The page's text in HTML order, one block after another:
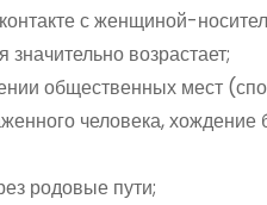
с женщиной-
возрастает;
общественных мест
человека,
родовые пути;